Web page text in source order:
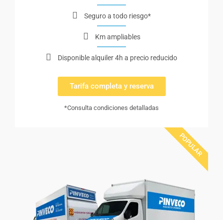
Seguro a todo riesgo*
Km ampliables
Disponible alquiler 4h a precio reducido
Tarifa completa y reserva
*Consulta condiciones detalladas
POPULAR